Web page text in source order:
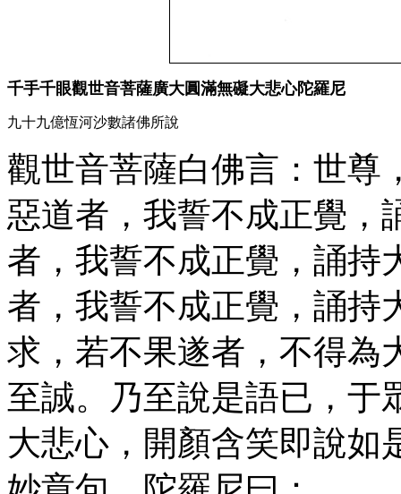
千手千眼觀世音菩薩廣大圓滿無礙大悲心陀羅尼
九十九億恆河沙數諸佛所說
觀世音菩薩白佛言：世尊
惡道者，我誓不成正覺，
者，我誓不成正覺，誦持
者，我誓不成正覺，誦持
求，若不果遂者，不得為
至誠。乃至說是語已，于
大悲心，開顏含笑即說如